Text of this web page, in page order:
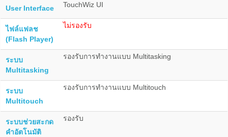
User Interface TouchWiz UI
ไฟล์แฟลช
(Flash Player)
ไม่รองรับ
ระบบ
Multitasking
รองรับการทำงานแบบ Multitasking
ระบบ
Multitouch
รองรับการทำงานแบบ Multitouch
ระบบช่วยสะกด
คำอัตโนมัติ
รองรับ